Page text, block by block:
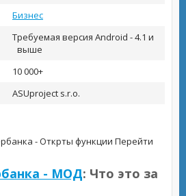
Бизнес
Требуемая версия Android - 4.1 и
выше
10 000+
ASUproject s.r.o.
- Открты функции Перейти
- МОД: Что это за